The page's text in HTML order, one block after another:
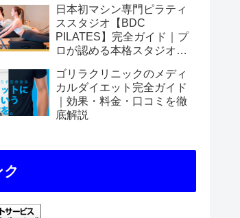
日本初マシン専門ピラティ
ススタジオ【BDC
PILATES】完全ガイド｜プ
ロが認める本格スタジオの
ゴリラクリニックのメディ
カルダイエット完全ガイド
｜効果・料金・口コミを徹
底解説
ク